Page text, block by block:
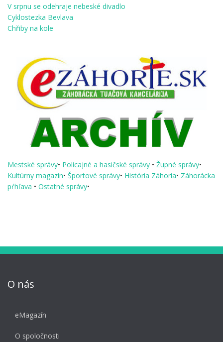
V srpnu se odehraje nebeské divadlo
Cyklostezka Bevlava
Chřiby na kole
Mestské správy• Policajné a hasičské správy • Župné správy•
Kultúrny magazín• Športové správy• História Záhoria• Záhorácka
pŕhľava • Ostatné správy•
O nás
eMagazín
O spoločnosti